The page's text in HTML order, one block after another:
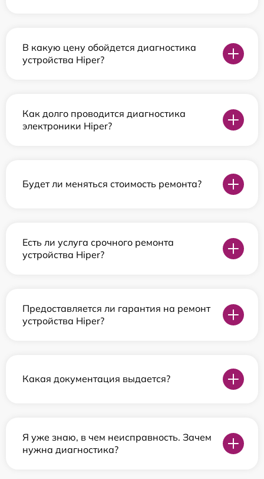
В какую цену обойдется диагностика
устройства Hiper?
Как долго проводится диагностика
электроники Hiper?
Будет ли меняться стоимость ремонта?
Есть ли услуга срочного ремонта
устройства Hiper?
Предоставляется ли гарантия на ремонт
устройства Hiper?
Какая документация выдается?
Я уже знаю, в чем неисправность. Зачем
нужна диагностика?